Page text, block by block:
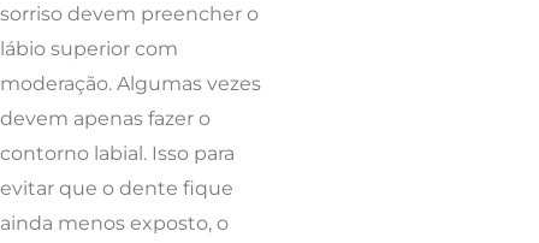
sorriso devem preencher o
lábio superior com
moderação. Algumas vezes
devem apenas fazer o
contorno labial. Isso para
evitar que o dente fique
ainda menos exposto, o